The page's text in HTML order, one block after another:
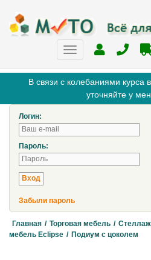
В связи с колебаниями курса
уточняйте у
Логин:
Пароль:
Забыли пароль
Главная / Торговая мебель /
мебель Eclipse / Подиум с цоколем